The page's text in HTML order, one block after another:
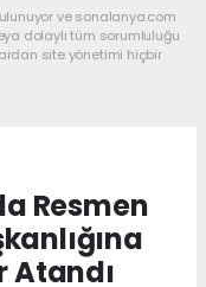
ve sonalanya.com
dolaylı tüm sorumluluğu
site yönetimi hiçbir
Resmen
Atandı